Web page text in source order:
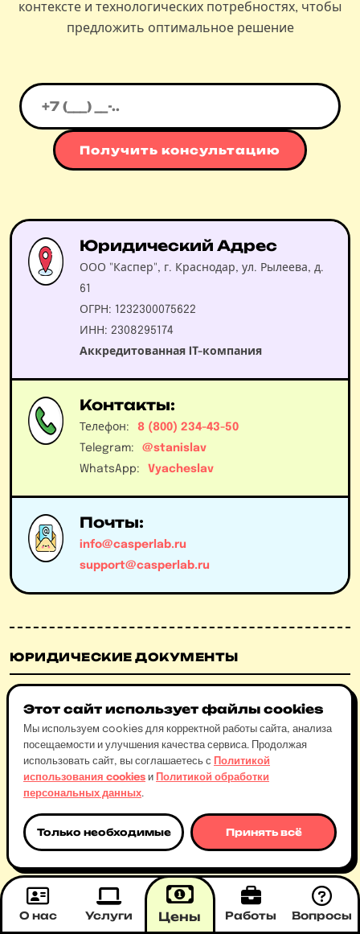
О нас Услуги Цены Работы Вопросы
контексте и технологических потребностях, чтобы
предложить оптимальное решение
Получить консультацию
Юридический Адрес
ООО "Каспер", г. Краснодар, ул. Рылеева, д.
61
ОГРН: 1232300075622
ИНН: 2308295174
Аккредитованная IT-компания
Контакты:
Телефон:
8 (800) 234-43-50
Telegram:
@stanislav
WhatsApp:
Vyacheslav
Почты:
info@casperlab.ru
support@casperlab.ru
ЮРИДИЧЕСКИЕ ДОКУМЕНТЫ
Политика конфиденциальности
Согласие на обработку ПДн
Пользовательское соглашение
Политика использования cookies
УСЛУГИ И СЕРВИСЫ
Хостинг для сайтов
VPS / VDS-серверы
Регистрация доменов
SSL-сертификаты
Этот сайт использует файлы cookies
Мы используем cookies для корректной работы сайта, анализа
посещаемости и улучшения качества сервиса. Продолжая
использовать сайт, вы соглашаетесь с Политикой
использования cookies и Политикой обработки
персональных данных.
Только необходимые Принять всё